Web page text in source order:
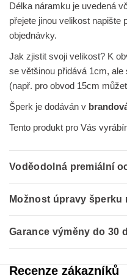
Délka náramku je uvedená
přejete jinou velikost napište
objednávky.
Jak zjistit svoji velikost? K
se většinou přidává 1cm, ale
(např. pro obvod 15cm
Šperk je dodáván v
Tento produkt pro Vás
Voděodolná premiální
Možnost úpravy šperku
Garance výměny do 30
Recenze zákazníků